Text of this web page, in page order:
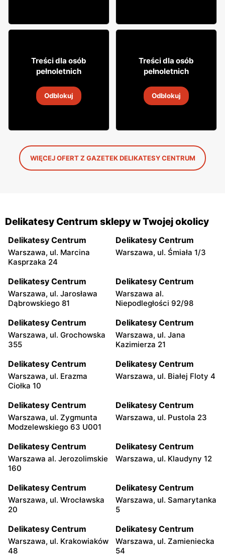
26 99
19 sie 2026
Treści dla osób
pełnoletnich
Odblokuj
9 99
19 sie 2026
Treści dla osób
pełnoletnich
Odblokuj
WIĘCEJ OFERT Z GAZETEK DELIKATESY CENTRUM
Delikatesy Centrum sklepy w Twojej okolicy
Delikatesy Centrum
Warszawa, ul. Marcina
Kasprzaka 24
Delikatesy Centrum
Warszawa, ul. Śmiała 1/3
Delikatesy Centrum
Warszawa, ul. Jarosława
Dąbrowskiego 81
Delikatesy Centrum
Warszawa al.
Niepodległości 92/98
Delikatesy Centrum
Warszawa, ul. Grochowska
355
Delikatesy Centrum
Warszawa, ul. Jana
Kazimierza 21
Delikatesy Centrum
Warszawa, ul. Erazma
Ciołka 10
Delikatesy Centrum
Warszawa, ul. Białej Floty 4
Delikatesy Centrum
Warszawa, ul. Zygmunta
Modzelewskiego 63 U001
Delikatesy Centrum
Warszawa, ul. Pustola 23
Delikatesy Centrum
Warszawa al. Jerozolimskie
160
Delikatesy Centrum
Warszawa, ul. Klaudyny 12
Delikatesy Centrum
Warszawa, ul. Wrocławska
20
Delikatesy Centrum
Warszawa, ul. Samarytanka
5
Delikatesy Centrum
Warszawa, ul. Krakowiaków
48
Delikatesy Centrum
Warszawa, ul. Zamieniecka
54